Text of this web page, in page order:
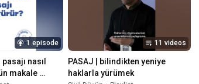
1 episode
nasıl
makale
11 videos
PASAJ | bilindikten yeniye
haklarla yürümek